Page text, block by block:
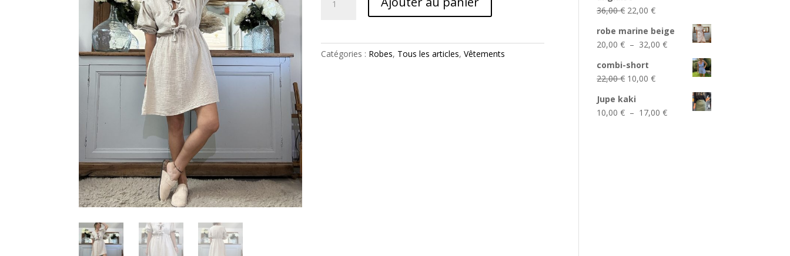
Catégories : Robes, Tous les articles,Vêtements
était :
22,00 €.12,00 €.
36,00€ Le
initial
était :
36,00 €.
22,00€Le
actuel
est :
robe marine beige
20,00€ – 32,00€Plage
32,00 €
combi-short
22,00€ Le
initial
était :
10,00€Le
est :
Jupe kaki
10,00€ – 17,00€Plage